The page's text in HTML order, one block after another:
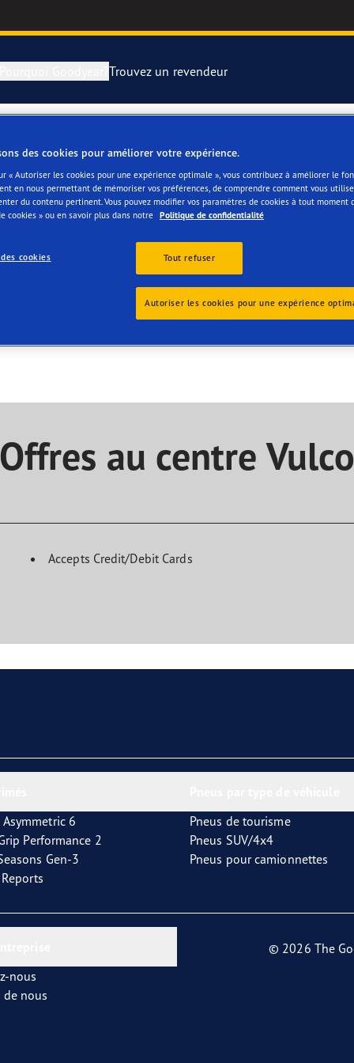
Pourquoi Goodyear?
F1 SuperSport
Trouvez un revendeur
CLAES
Offres au centre
Accepts Credit/Debit Cards
Asymmetric 6
Performance 2
Gen-3
Pneus de tourisme
Pneus SUV/4x4
Pneus pour camionnettes
nous
de nous
© 2026 The
des cookies pour améliorer votre expérience.
« Autoriser les cookies pour une expérience optimale », vous contribuez à améliorer le
en nous permettant de mémoriser vos préférences, de comprendre comment vous
du contenu pertinent. Vous pouvez modifier vos paramètres de cookies à tout moment
cookies » ou en savoir plus dans notre Politique de confidentialité
cookies Tout refuser
Autoriser les cookies pour une expérience